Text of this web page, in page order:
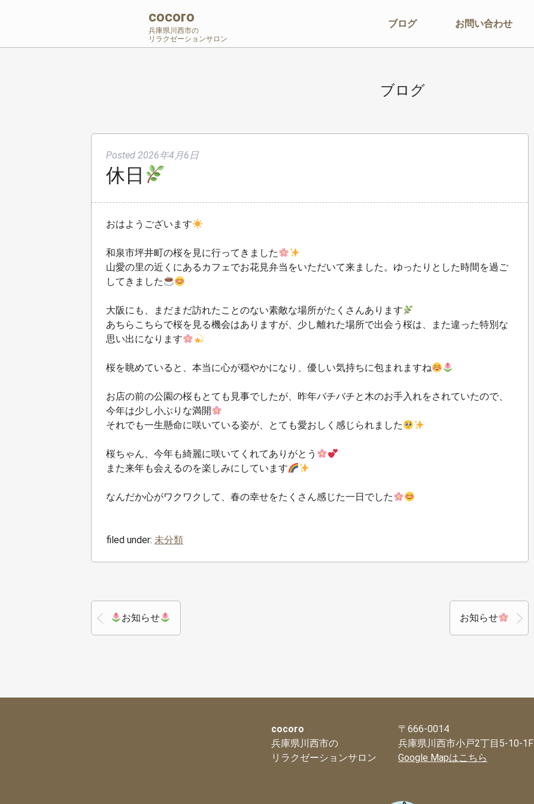
cocoro
兵庫県川西市の
リラクゼーションサロン
ブログ お問い合わせ
ブログ
Posted 2026年4月6日
休日
おはようございます
和泉市坪井町の桜を見に行ってきました
山愛の里の近くにあるカフェでお花見弁当をいただいて来ました。ゆったりとした時間を過ご
してきました
大阪にも、まだまだ訪れたことのない素敵な場所がたくさんあります
あちらこちらで桜を見る機会はありますが、少し離れた場所で出会う桜は、また違った特別な
思い出になります
桜を眺めていると、本当に心が穏やかになり、優しい気持ちに包まれますね
お店の前の公園の桜もとても見事でしたが、昨年バチバチと木のお手入れをされていたので、
今年は少し小ぶりな満開
それでも一生懸命に咲いている姿が、とても愛おしく感じられました
桜ちゃん、今年も綺麗に咲いてくれてありがとう
また来年も会えるのを楽しみにしています
なんだか心がワクワクして、春の幸せをたくさん感じた一日でした
filed under: 未分類
お知らせ お知らせ
cocoro
兵庫県川西市の
リラクゼーションサロン
〒666-0014
兵庫県川西市小戸2丁目5-10-1F
Google Mapはこちら